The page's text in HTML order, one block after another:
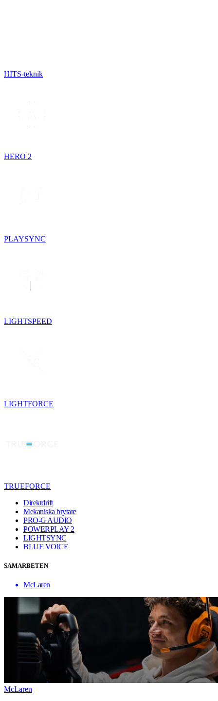
HITS-teknik
HERO 2
PLAYSYNC
LIGHTSPEED
LIGHTFORCE
TRUEFORCE
Direktdrift
Mekaniska brytare
PRO-G AUDIO
POWERPLAY 2
LIGHTSYNC
BLUE VO!CE
SAMARBETEN
McLaren
McLaren